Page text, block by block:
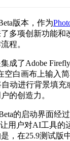
版本，作为
了多项创新功能和
。
成了Adobe
在空白画布上输
自动进行背景填充
的创造力。
的启动界面经过了
，让用户对AI工具
，在25.9测试版